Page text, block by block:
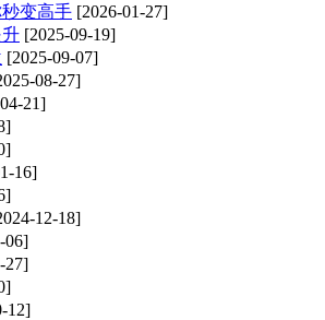
变高手 [2026-01-27]
[2025-09-19]
[2025-09-07]
08-27]
21]
16]
12-18]
06]
27]
12]